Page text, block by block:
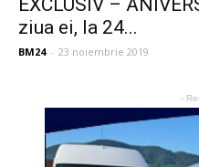
EXCLUSIV –
ziua ei, la 24...
BM24 - 23 noiembrie 2019
-